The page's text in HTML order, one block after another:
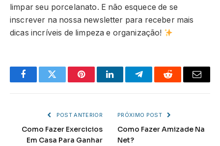
limpar seu porcelanato. E não esquece de se
inscrever na nossa newsletter para receber mais
dicas incríveis de limpeza e organização!
FacebookTwitter PinterestLinkedInTelegramReddit Email
POST ANTERIOR
Como Fazer Exercicios
Em Casa Para Ganhar
PRÓXIMO POST
Como Fazer Amizade Na
Net?